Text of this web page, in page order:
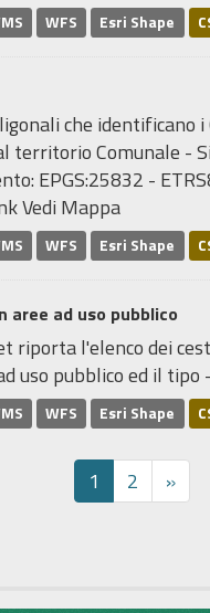
WFS Esri Shape
che identificano
territorio Comunale -
EPGS:25832 -
Vedi Mappa
WFS Esri Shape
aree ad uso pubblico
riporta l'elenco dei
uso pubblico ed il tipo
WFS Esri Shape
1 2 »